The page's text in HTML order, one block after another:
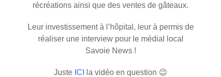
récréations ainsi que des ventes de gâteaux.
Leur investissement à l’hôpital, leur à permis de
réaliser une interview pour le médial local
Savoie News !
Juste ICI la vidéo en question 😉